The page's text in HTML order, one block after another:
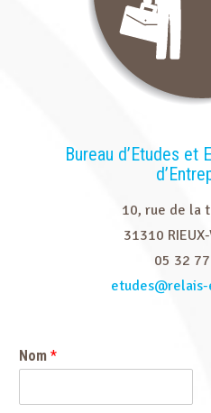
Bureau d’Etudes et
10, rue de la
31310 RIEUX-
05 32
Nom *